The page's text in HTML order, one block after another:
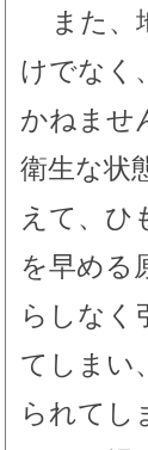
また、
けでなく
かねませ
衛生な状
えて、ひ
を早める
らしなく
てしまい
られてし